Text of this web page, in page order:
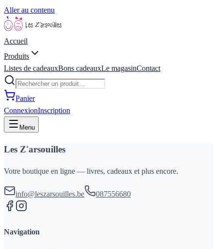
Aller au contenu
Accueil
Produits
Listes de cadeauxBons cadeauxLe magasinContact
Panier
ConnexionInscription
Menu
Les Z'arsouilles
Votre boutique en ligne — livres, cadeaux et plus encore.
info@leszarsouilles.be 087556680
Navigation